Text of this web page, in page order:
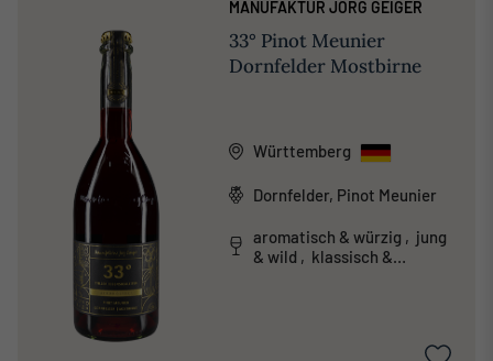
MANUFAKTUR JÖRG GEIGER
33° Pinot Meunier
Dornfelder Mostbirne
Württemberg
Dornfelder, Pinot Meunier
aromatisch & würzig , jung
& wild , klassisch &